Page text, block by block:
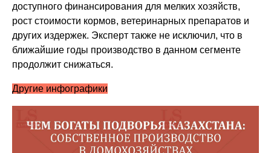
доступного финансирования для мелких хозяйств,
рост стоимости кормов, ветеринарных препаратов и
других издержек. Эксперт также не исключил, что в
ближайшие годы производство в данном сегменте
продолжит снижаться.
Другие инфографики